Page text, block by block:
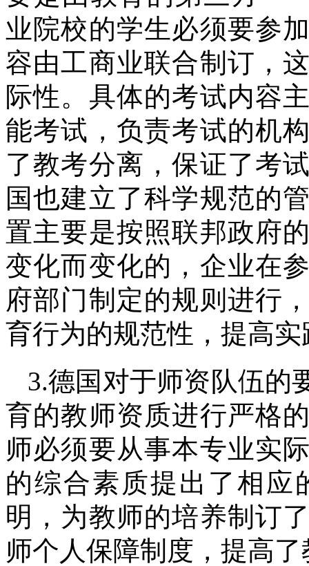
业院校的学生必须要参
容由工商业联合制订，
际性。具体的考试内容
能考试，负责考试的机
了教考分离，保证了考
国也建立了科学规范的
置主要是按照联邦政府
变化而变化的，企业在
府部门制定的规则进行
育行为的规范性，提高
3.德国对于师资队伍的
育的教师资质进行严格
师必须要从事本专业实
的综合素质提出了相应
明，为教师的培养制订
师个人保障制度，提高